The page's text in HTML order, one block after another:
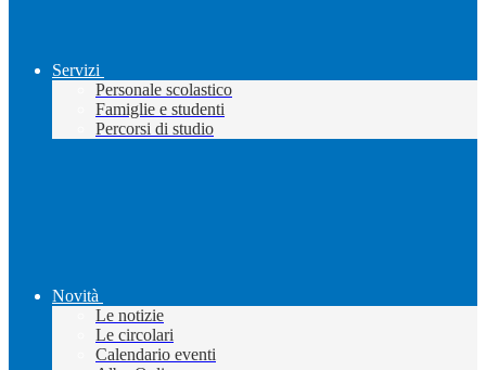
Servizi
Personale scolastico
Famiglie e studenti
Percorsi di studio
Novità
Le notizie
Le circolari
Calendario eventi